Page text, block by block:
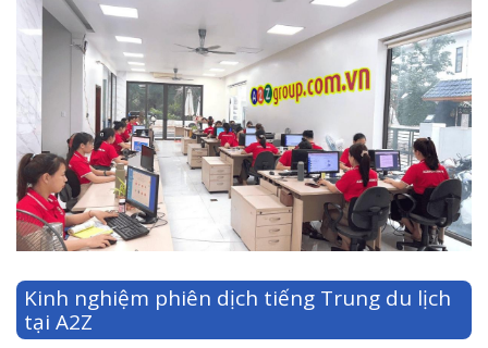
Kinh nghiệm phiên dịch tiếng Trung du lịch
tại A2Z